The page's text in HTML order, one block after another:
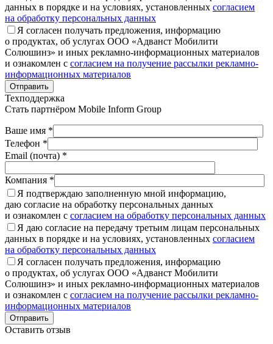
данных в порядке и на условиях, установленных согласием
на обработку персональных данных
Я согласен получать предложения, информацию
о продуктах, об услугах ООО «Адванст Мобилити
Солюшинз» и иных рекламно-информационных материалов
и ознакомлен с согласием на получение рассылки рекламно-
информационных материалов
Отправить
Техподдержка
Стать партнёром Mobile Inform Group
Ваше имя *
Телефон *
Email (почта) *
Компания *
Я подтверждаю заполненную мной информацию,
даю согласие на обработку персональных данных
и ознакомлен с согласием на обработку персональных данных
Я даю согласие на передачу третьим лицам персональных
данных в порядке и на условиях, установленных согласием
на обработку персональных данных
Я согласен получать предложения, информацию
о продуктах, об услугах ООО «Адванст Мобилити
Солюшинз» и иных рекламно-информационных материалов
и ознакомлен с согласием на получение рассылки рекламно-
информационных материалов
Отправить
Оставить отзыв